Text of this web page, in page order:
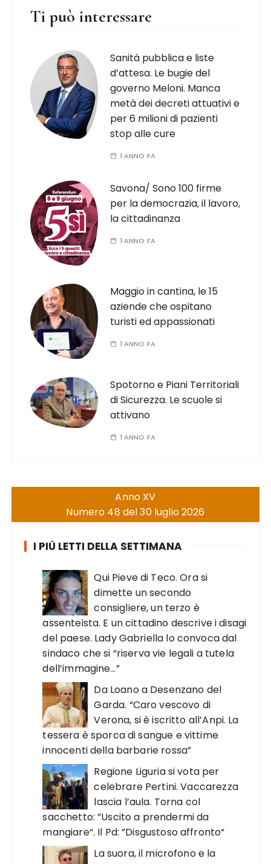
Ti può interessare
Sanità pubblica e liste
d’attesa. Le bugie del
governo Meloni. Manca
metà dei decreti attuativi e
per 6 milioni di pazienti
stop alle cure
1 ANNO FA
Savona/ Sono 100 firme
per la democrazia, il lavoro,
la cittadinanza
1 ANNO FA
Maggio in cantina, le 15
aziende che ospitano
turisti ed appassionati
1 ANNO FA
Spotorno e Piani Territoriali
di Sicurezza. Le scuole si
attivano
1 ANNO FA
Anno XV
Numero 48 del 30 luglio 2026
I PIÙ LETTI DELLA SETTIMANA
Qui Pieve di Teco. Ora si
dimette un secondo
consigliere, un terzo è
assenteista. E un cittadino descrive i disagi
del paese. Lady Gabriella lo convoca dal
sindaco che si “riserva vie legali a tutela
dell’immagine…”
Da Loano a Desenzano del
Garda. “Caro vescovo di
Verona, si è iscritto all’Anpi. La
tessera è sporca di sangue e vittime
innocenti della barbarie rossa”
Regione Liguria si vota per
celebrare Pertini. Vaccarezza
lascia l’aula. Torna col
sacchetto: ”Uscito a prendermi da
mangiare“. Il Pd: ”Disgustoso affronto“
La suora, il microfono e la